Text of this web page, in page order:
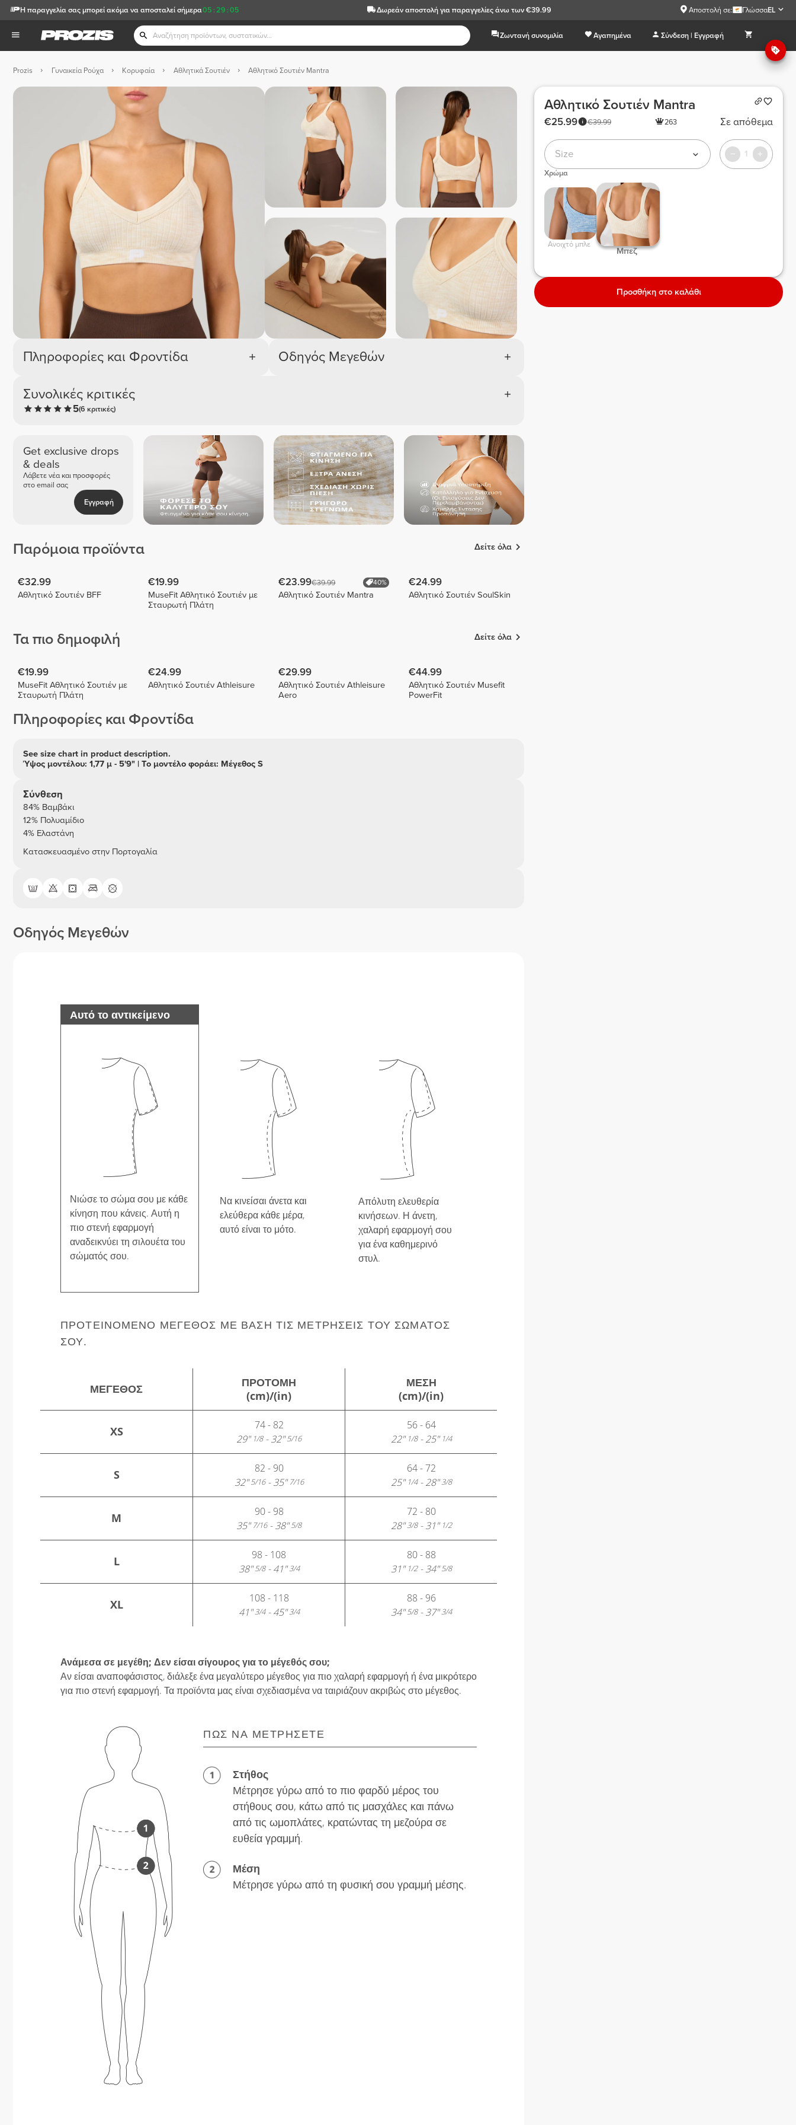
05 :29 :04
Η παραγγελία σας μπορεί ακόμα να αποσταλεί σήμερα Δωρεάν αποστολήγια παραγγελίες άνω των €39.99 Αποστολή σε: ΓλώσσαEL
Ζωντανή συνομιλία Αγαπημένα Σύνδεση | Εγγραφή
Prozis Γυναικεία Ρούχα Κορυφαία Αθλητικά Σουτιέν Αθλητικό Σουτιέν Mantra
Πληροφορίες και Φροντίδα
Συνολικές κριτικές
5(6 κριτικές)
Οδηγός Μεγεθών
Get exclusive drops
& deals
Λάβετε νέα και προσφορές
στο email σας
Εγγραφή
Παρόμοια προϊόντα Δείτε όλα
€32.99
Αθλητικό Σουτιέν BFF
€19.99
MuseFit Αθλητικό Σουτιέν με
Σταυρωτή Πλάτη
€23.99€39.99 40%
Αθλητικό Σουτιέν Mantra
€24.99
Αθλητικό Σουτιέν SoulSkin
Τα πιο δημοφιλή Δείτε όλα
€19.99
MuseFit Αθλητικό Σουτιέν με
Σταυρωτή Πλάτη
€24.99
Αθλητικό Σουτιέν Athleisure
€29.99
Αθλητικό Σουτιέν Athleisure
Aero
€44.99
Αθλητικό Σουτιέν Musefit
PowerFit
Πληροφορίες και Φροντίδα
See size chart in product description.
Ύψος μοντέλου: 1,77 μ - 5'9" | Το μοντέλο φοράει: Μέγεθος S
Σύνθεση
84% Βαμβάκι
12% Πολυαμίδιο
4% Ελαστάνη
Κατασκευασμένο στην Πορτογαλία
Οδηγός Μεγεθών
Αυτό το αντικείμενο
Νιώσε το σώμα σου με κάθε
κίνηση που κάνεις. Αυτή η
πιο στενή εφαρμογή
αναδεικνύει τη σιλουέτα του
σώματός σου.
Να κινείσαι άνετα και
ελεύθερα κάθε μέρα,
αυτό είναι το μότο.
Απόλυτη ελευθερία
κινήσεων. Η άνετη,
χαλαρή εφαρμογή σου
για ένα καθημερινό
στυλ.
ΠΡΟΤΕΙΝΌΜΕΝΟ ΜΈΓΕΘΟΣ ΜΕ ΒΆΣΗ ΤΙΣ ΜΕΤΡΉΣΕΙΣ ΤΟΥ ΣΏΜΑΤΌΣ
ΣΟΥ.
ΜΈΓΕΘΟΣ
ΠΡΟΤΟΜΉ
(cm)/(in)
ΜΈΣΗ
(cm)/(in)
XS
74 - 82
29"1/8- 32"5/16
56 - 64
22"1/8- 25"1/4
S
82 - 90
32"5/16- 35"7/16
64 - 72
25"1/4- 28"3/8
M
90 - 98
35"7/16- 38"5/8
72 - 80
28"3/8- 31"1/2
L
98 - 108
38"5/8- 41"3/4
80 - 88
31"1/2- 34"5/8
XL
108 - 118
41"3/4- 45"3/4
88 - 96
34"5/8- 37"3/4
Ανάμεσα σε μεγέθη; Δεν είσαι σίγουρος για το μέγεθός σου;
Αν είσαι αναποφάσιστος, διάλεξε ένα μεγαλύτερο μέγεθος για πιο χαλαρή εφαρμογή ή ένα μικρότερο
για πιο στενή εφαρμογή. Τα προϊόντα μας είναι σχεδιασμένα να ταιριάζουν ακριβώς στο μέγεθος.
ΠΏΣ ΝΑ ΜΕΤΡΉΣΕΤΕ
Στήθος
Μέτρησε γύρω από το πιο φαρδύ μέρος του
στήθους σου, κάτω από τις μασχάλες και πάνω
από τις ωμοπλάτες, κρατώντας τη μεζούρα σε
ευθεία γραμμή.
Μέση
Μέτρησε γύρω από τη φυσική σου γραμμή μέσης.
Αθλητικό Σουτιέν Mantra
€39.99
€25.99 263 Σε απόθεμα
Size 1
Χρώμα
Ανοιχτό μπλε
Μπεζ
Προσθήκη στο καλάθι